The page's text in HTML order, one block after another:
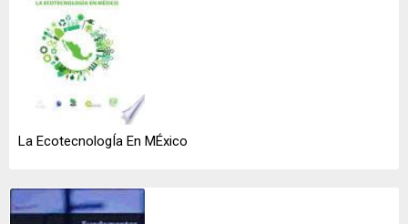
La EcotecnologÍa En MÉxico